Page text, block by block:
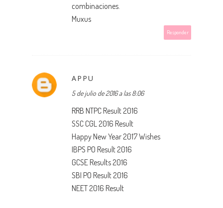
combinaciones.
Muxus
Responder
APPU
5 de julio de 2016 a las 8:06
RRB NTPC Result 2016
SSC CGL 2016 Result
Happy New Year 2017 Wishes
IBPS PO Result 2016
GCSE Results 2016
SBI PO Result 2016
NEET 2016 Result